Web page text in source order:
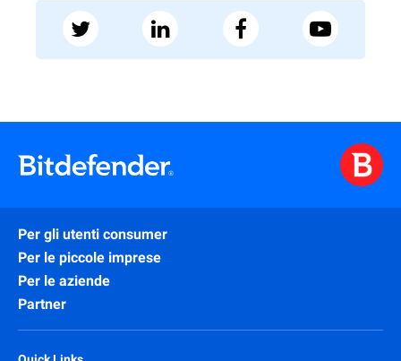
Per gli utenti consumer
Per le piccole imprese
Per le aziende
Partner